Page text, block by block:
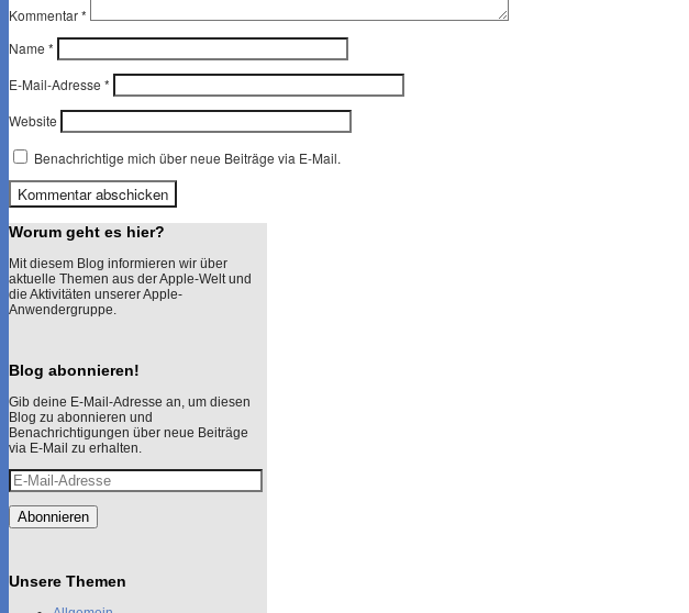
Kommentar*
Name *
E-Mail-Adresse *
Website
Benachrichtige mich über neue Beiträge via E-Mail.
Worum geht es hier?
Mit diesem Blog informieren wir über
aktuelle Themen aus der Apple-Welt und
die Aktivitäten unserer Apple-
Anwendergruppe.
Blog abonnieren!
Gib deine E-Mail-Adresse an, um diesen
Blog zu abonnieren und
Benachrichtigungen über neue Beiträge
via E-Mail zu erhalten.
E-
Mail-
Adresse
Abonnieren
Unsere Themen